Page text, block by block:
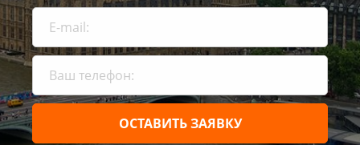
ОСТАВИТЬ ЗАЯВКУ